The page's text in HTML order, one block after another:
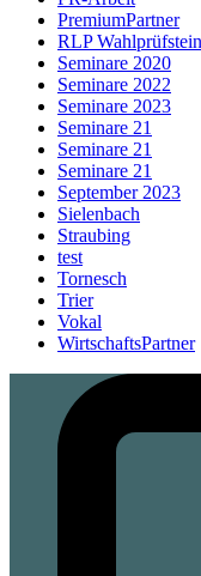
PremiumPartner
RLP
Seminare 2020
Seminare 2022
Seminare 2023
Seminare 21
Seminare 21
Seminare 21
September 2023
Sielenbach
Straubing
test
Tornesch
Trier
Vokal
WirtschaftsPartner